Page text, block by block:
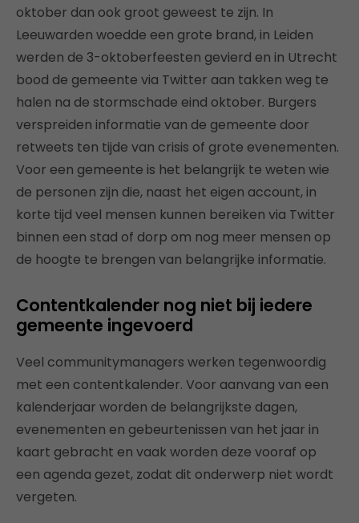
oktober dan ook groot geweest te zijn. In
Leeuwarden woedde een grote brand, in Leiden
werden de 3-oktoberfeesten gevierd en in Utrecht
bood de gemeente via Twitter aan takken weg te
halen na de stormschade eind oktober. Burgers
verspreiden informatie van de gemeente door
retweets ten tijde van crisis of grote evenementen.
Voor een gemeente is het belangrijk te weten wie
de personen zijn die, naast het eigen account, in
korte tijd veel mensen kunnen bereiken via Twitter
binnen een stad of dorp om nog meer mensen op
de hoogte te brengen van belangrijke informatie.
Contentkalender nog niet bij iedere
gemeente ingevoerd
Veel communitymanagers werken tegenwoordig
met een contentkalender. Voor aanvang van een
kalenderjaar worden de belangrijkste dagen,
evenementen en gebeurtenissen van het jaar in
kaart gebracht en vaak worden deze vooraf op
een agenda gezet, zodat dit onderwerp niet wordt
vergeten.